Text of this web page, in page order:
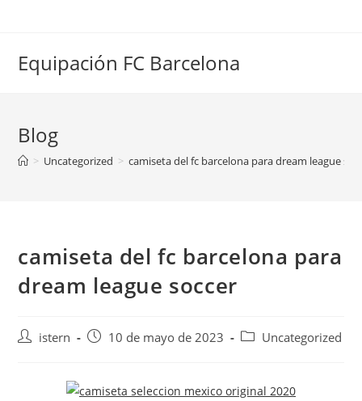
Equipación FC Barcelona
Blog
> Uncategorized > camiseta del fc barcelona para dream league
camiseta del fc barcelona para
dream league soccer
Autoristern
Publicación
entrada:
10 de mayo de 2023
Categoría
entrada:
Uncategorized